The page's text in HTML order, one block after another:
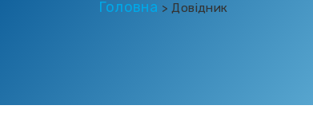
Головна >Довідник